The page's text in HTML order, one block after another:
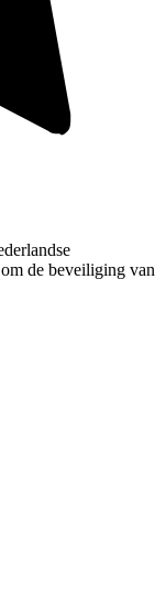
de beveiliging van